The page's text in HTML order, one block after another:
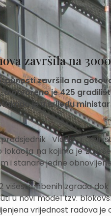
završila na
završila na
otvoreno je 425
je u srijedu
Vlade i
na kojima je
i stanare jedne
višestambenih zgrada
u novi model tzv.
vrijednost radova je